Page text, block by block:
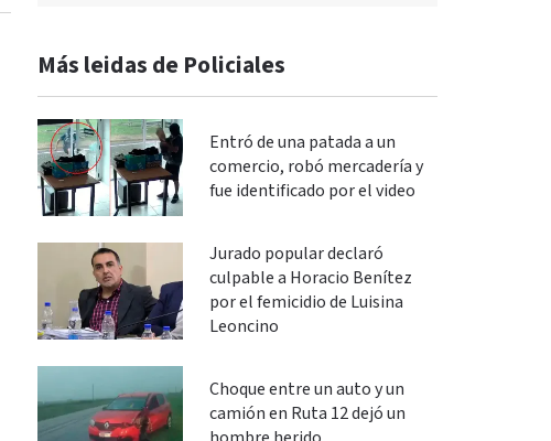
Más leidas de Policiales
Entró de una patada a un
comercio, robó mercadería y
fue identificado por el video
Jurado popular declaró
culpable a Horacio Benítez
por el femicidio de Luisina
Leoncino
Choque entre un auto y un
camión en Ruta 12 dejó un